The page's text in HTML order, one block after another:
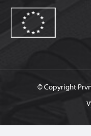
© Copyright